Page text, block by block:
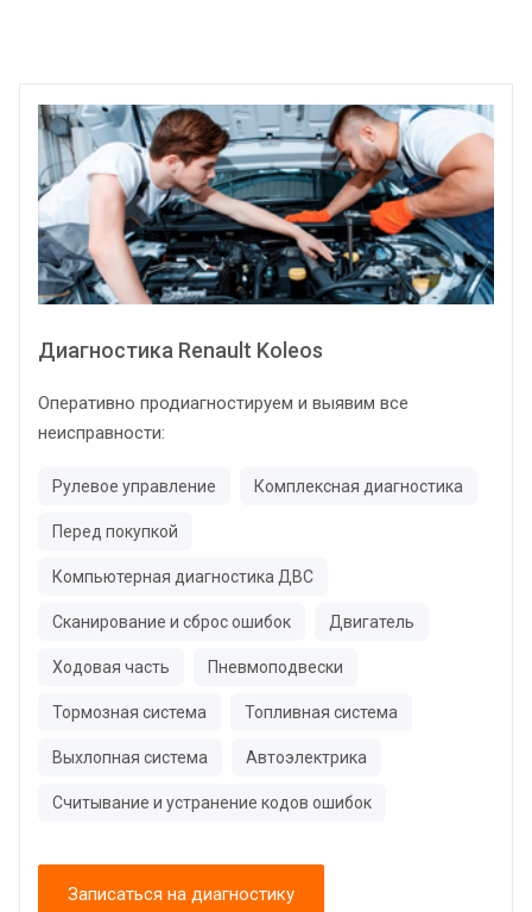
Диагностика Renault Koleos
Оперативно продиагностируем и выявим все
неисправности:
Рулевое управление Комплексная диагностика
Перед покупкой
Компьютерная диагностика ДВС
Сканирование и сброс ошибок Двигатель
Ходовая часть Пневмоподвески
Тормозная система Топливная система
Выхлопная система Автоэлектрика
Считывание и устранение кодов ошибок
Записаться на диагностику